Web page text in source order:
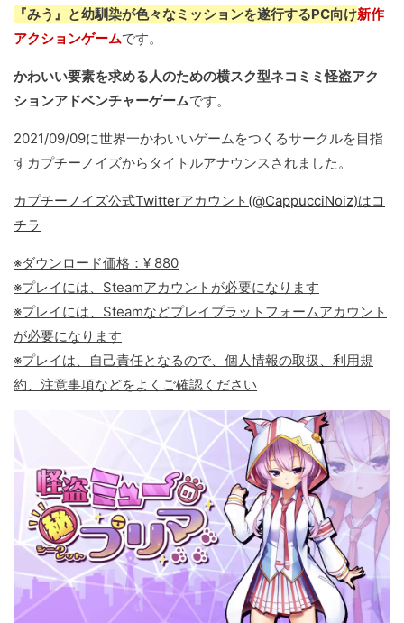
『みう』と幼馴染が色々なミッションを遂行するPC向け新作
アクションゲームです。
かわいい要素を求める人のための横スク型ネコミミ怪盗アク
ションアドベンチャーゲームです。
2021/09/09に世界一かわいいゲームをつくるサークルを目指
すカプチーノイズからタイトルアナウンスされました。
カプチーノイズ公式Twitterアカウント(@CappucciNoiz)はコ
チラ
※ダウンロード価格：¥ 880
※プレイには、Steamアカウントが必要になります
※プレイには、Steamなどプレイプラットフォームアカウント
が必要になります
※プレイは、自己責任となるので、個人情報の取扱、利用規
約、注意事項などをよくご確認ください